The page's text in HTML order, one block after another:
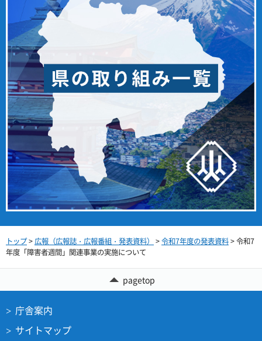
トップ>広報（広報誌・広報番組・発表資料） >令和7年度の発表資料> 令和7
年度「障害者週間」関連事業の実施について
pagetop
庁舎案内
サイトマップ